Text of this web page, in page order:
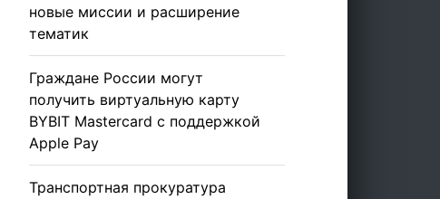
новые миссии и расширение
тематик
Граждане России могут
получить виртуальную карту
BYBIT Mastercard с поддержкой
Apple Pay
Транспортная прокуратура